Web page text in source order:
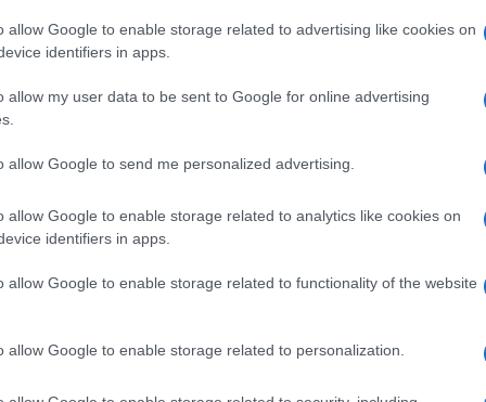
allow Google to enable storage related to advertising like cookies on
identifiers in apps.
allow my user data to be sent to Google for online advertising
allow Google to send me personalized advertising.
allow Google to enable storage related to analytics like cookies on
identifiers in apps.
allow Google to enable storage related to functionality of the website
allow Google to enable storage related to personalization.
se n’è andato, addio al “custode” della
cliccandoqui